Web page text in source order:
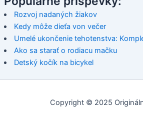
Rozvoj nadaných žiakov
Kedy môže dieťa von večer
Umelé ukončenie tehotenstva:
Ako sa starať o rodiacu mačku
Detský kočík na bicykel
Copyright © 2025